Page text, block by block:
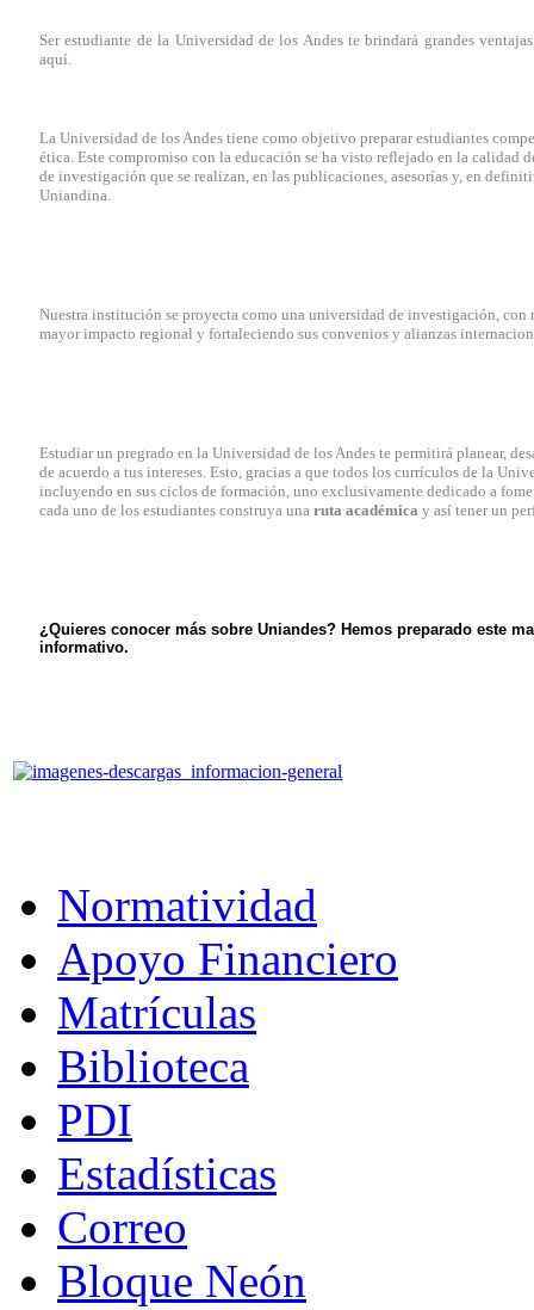
Ser estudiante de la Universidad de los Andes te brindará grandes
aquí.
La Universidad de los Andes tiene como objetivo preparar estudiantes
ética. Este compromiso con la educación se ha visto reflejado en la calidad
de investigación que se realizan, en las publicaciones, asesorías y, en
Uniandina.
Nuestra institución se proyecta como una universidad de investigación,
mayor impacto regional y fortaleciendo sus convenios y alianzas
Estudiar un pregrado en la Universidad de los Andes te permitirá planear,
de acuerdo a tus intereses. Esto, gracias a que todos los currículos de la
incluyendo en sus ciclos de formación, uno exclusivamente dedicado a
cada uno de los estudiantes construya una ruta académica y así tener un
¿Quieres conocer más sobre Uniandes? Hemos preparado este
informativo.
Normatividad
Apoyo Financiero
Matrículas
Biblioteca
PDI
Estadísticas
Correo
Bloque Neón